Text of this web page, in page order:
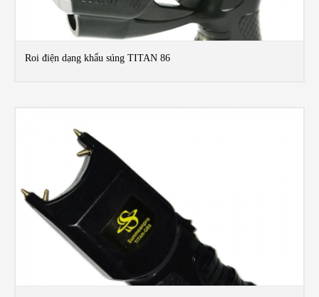
Roi điện dạng khẩu súng TITAN 86